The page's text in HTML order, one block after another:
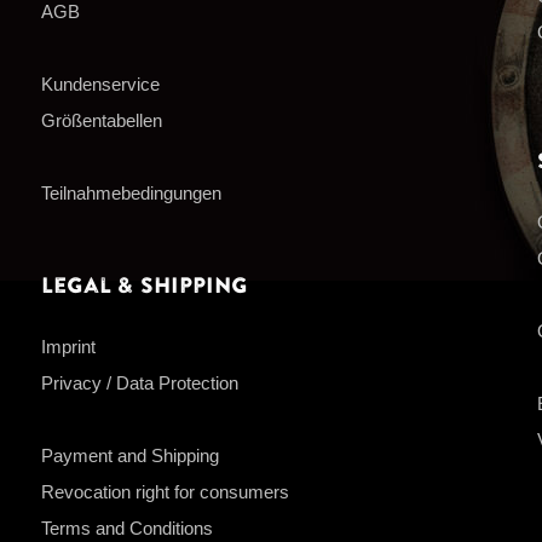
AGB
Kundenservice
Größentabellen
Teilnahmebedingungen
Legal & Shipping
Imprint
Privacy / Data Protection
Payment and Shipping
Revocation right for consumers
Terms and Conditions